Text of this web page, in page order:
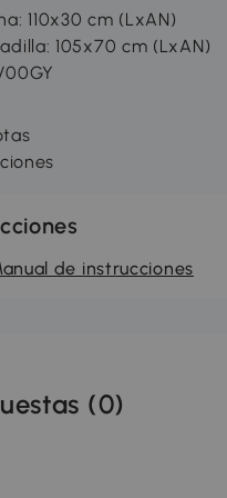
110x30 cm (LxAN)
105x70 cm (LxAN)
de instrucciones
(0)